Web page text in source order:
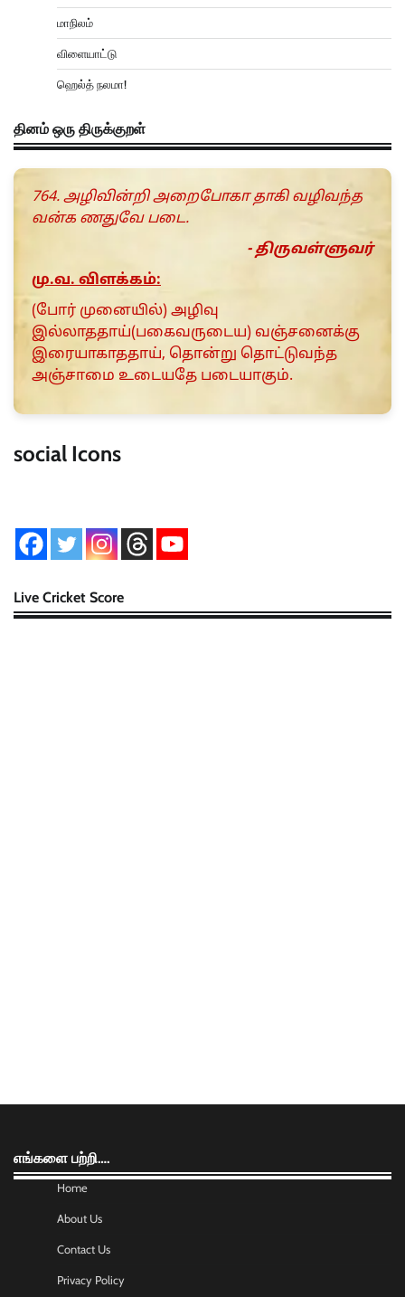
மாநிலம்
விளையாட்டு
ஹெல்த் நலமா!
தினம் ஒரு திருக்குறள்
764. அழிவின்றி அறைபோகா தாகி வழிவந்த
வன்க ணதுவே படை.
- திருவள்ளுவர்
மு.வ. விளக்கம்:
(போர் முனையில்) அழிவு
இல்லாததாய்(பகைவருடைய) வஞ்சனைக்கு
இரையாகாததாய், தொன்று தொட்டுவந்த
அஞ்சாமை உடையதே படையாகும்.
social Icons
Live Cricket Score
எங்களை பற்றி….
Home
About Us
Contact Us
Privacy Policy